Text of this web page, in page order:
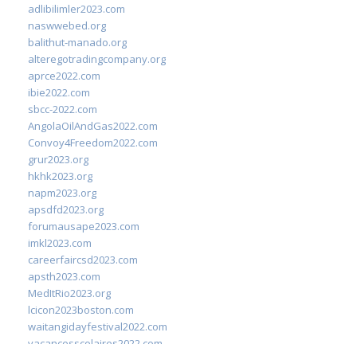
adlibilimler2023.com
naswwebed.org
balithut-manado.org
alteregotradingcompany.org
aprce2022.com
ibie2022.com
sbcc-2022.com
AngolaOilAndGas2022.com
Convoy4Freedom2022.com
grur2023.org
hkhk2023.org
napm2023.org
apsdfd2023.org
forumausape2023.com
imkl2023.com
careerfaircsd2023.com
apsth2023.com
MedItRio2023.org
lcicon2023boston.com
waitangidayfestival2022.com